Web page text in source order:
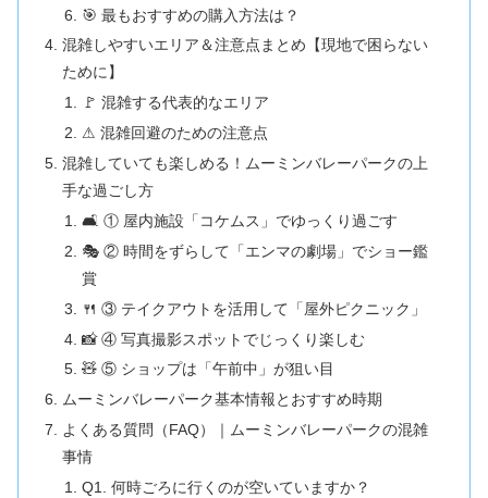
🎯 最もおすすめの購入方法は？
混雑しやすいエリア＆注意点まとめ【現地で困らない
ために】
🚩 混雑する代表的なエリア
⚠ 混雑回避のための注意点
混雑していても楽しめる！ムーミンバレーパークの上
手な過ごし方
🛋️ ① 屋内施設「コケムス」でゆっくり過ごす
🎭 ② 時間をずらして「エンマの劇場」でショー鑑
賞
🍴 ③ テイクアウトを活用して「屋外ピクニック」
📸 ④ 写真撮影スポットでじっくり楽しむ
🧸 ⑤ ショップは「午前中」が狙い目
ムーミンバレーパーク基本情報とおすすめ時期
よくある質問（FAQ）｜ムーミンバレーパークの混雑
事情
Q1. 何時ごろに行くのが空いていますか？